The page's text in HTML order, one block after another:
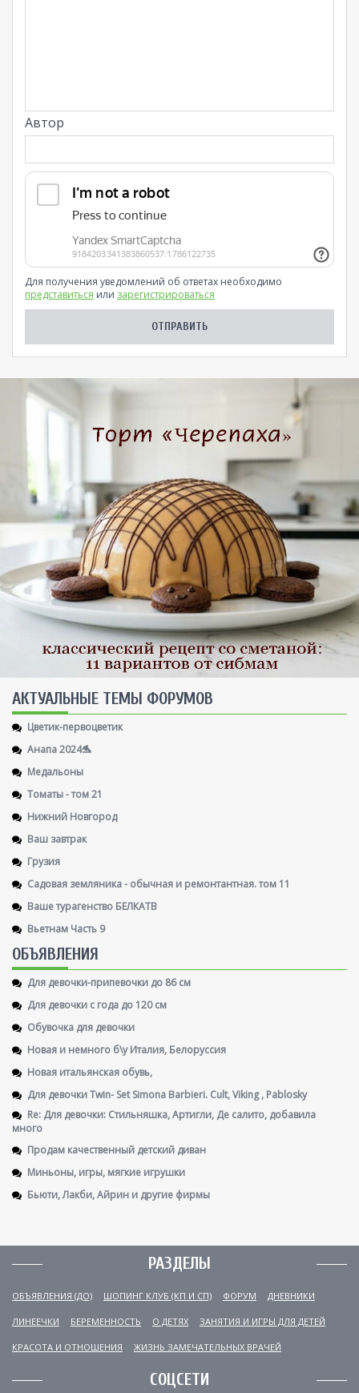
Автор
Для получения уведомлений об ответах необходимо
представиться или зарегистрироваться
AКТУАЛЬНЫЕ ТЕМЫ ФОРУМОВ
Цветик-первоцветик
Анапа 2024🐬
Медальоны
Томаты - том 21
Нижний Новгород
Ваш завтрак
Грузия
Садовая земляника - обычная и ремонтантная. том 11
Ваше турагенство БЕЛКАТВ
Вьетнам Часть 9
ОБЪЯВЛЕНИЯ
Для девочки-припевочки до 86 см
Для девочки с года до 120 см
Обувочка для девочки
Новая и немного б\у Италия, Белоруссия
Новая итальянская обувь,
Для девочки Twin- Set Simona Barbieri. Cult, Viking , Pablosky
Re: Для девочки: Стильняшка, Артигли, Де салито, добавила
много
Продам качественный детский диван
Миньоны, игры, мягкие игрушки
Бьюти, Лакби, Айрин и другие фирмы
РАЗДЕЛЫ
ОБЪЯВЛЕНИЯ (ДО) ШОПИНГ КЛУБ (КП И СП) ФОРУМ ДНЕВНИКИ
ЛИНЕЕЧКИ БЕРЕМЕННОСТЬ О ДЕТЯХ ЗАНЯТИЯ И ИГРЫ ДЛЯ ДЕТЕЙ
КРАСОТА И ОТНОШЕНИЯ ЖИЗНЬ ЗАМЕЧАТЕЛЬНЫХ ВРАЧЕЙ
СОЦСЕТИ